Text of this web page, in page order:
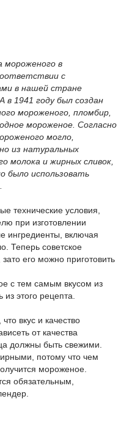
мороженого в
с
в нашей стране
в 1941 году был создан
мороженого, пломбир,
мороженое. Согласно
могло,
из натуральных
молока и жирных сливок,
было использовать
технические условия,
при изготовлении
ингредиенты, включая
Теперь советское
его можно приготовить
с тем самым вкусом из
из этого рецепта.
вкус и качество
от качества
должны быть свежими.
потому что чем
мороженое.
обязательным,